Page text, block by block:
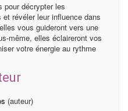
pour décrypter les
révéler leur influence dans
vous guideront vers une
même, elles éclaireront vos
votre énergie au rythme
(auteur)